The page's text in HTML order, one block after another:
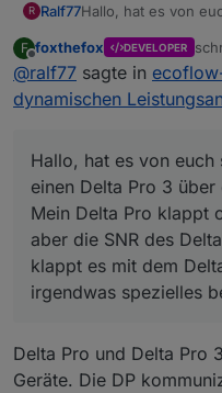
R Ralf77Hallo, hat es von
Mein Delta Pro
die SNR des Delta
dem Delta Pro 3
F
Offline
foxthefox DEVELOPER
@ralf77 sagte in
dynamischen
Hallo, hat es von
einen Delta Pro 3
Mein Delta Pro klappt
aber die SNR des
klappt es mit dem
irgendwas spezielles
Delta Pro und Delta Pro
Geräte. Die DP